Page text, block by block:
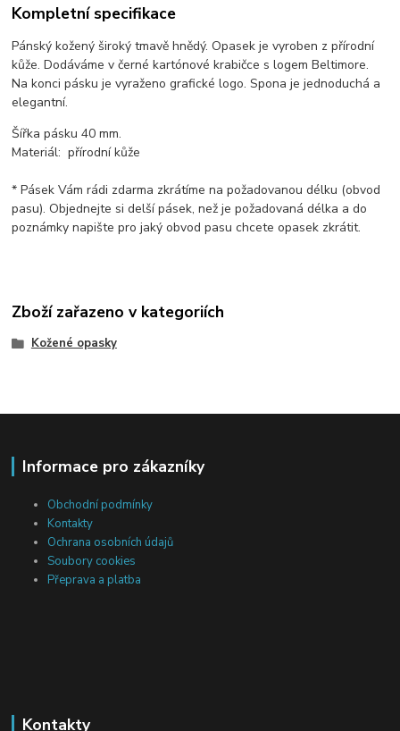
Kompletní specifikace
Pánský kožený široký tmavě hnědý. Opasek je vyroben z přírodní
kůže. Dodáváme v černé kartónové krabičce s logem Beltimore.
Na konci pásku je vyraženo grafické logo. Spona je jednoduchá a
elegantní.
Šířka pásku 40 mm.
Materiál: přírodní kůže
* Pásek Vám rádi zdarma zkrátíme na požadovanou délku (obvod
pasu). Objednejte si delší pásek, než je požadovaná délka a do
poznámky napište pro jaký obvod pasu chcete opasek zkrátit.
Zboží zařazeno v kategoriích
Kožené opasky
Informace pro zákazníky
Obchodní podmínky
Kontakty
Ochrana osobních údajů
Soubory cookies
Přeprava a platba
Kontakty